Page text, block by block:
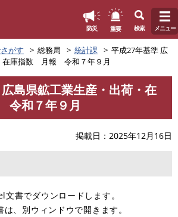
防災 重要 検索 メニュー
がす 総務局 統計課
平成27年基準 広
在庫指数 月報 令和７年９月
島県鉱工業生産・出荷・在
和７年９月
掲載日 2025年12月16日
書でダウンロードします。
、別ウィンドウで開きます。